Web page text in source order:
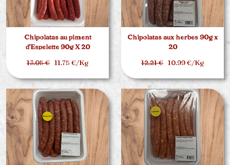
Chipolatas au piment
d'Espelette 90g X 20
13.05 € 11.75 €/Kg
Chipolatas aux herbes 90g x
20
12.21 € 10.99 €/Kg